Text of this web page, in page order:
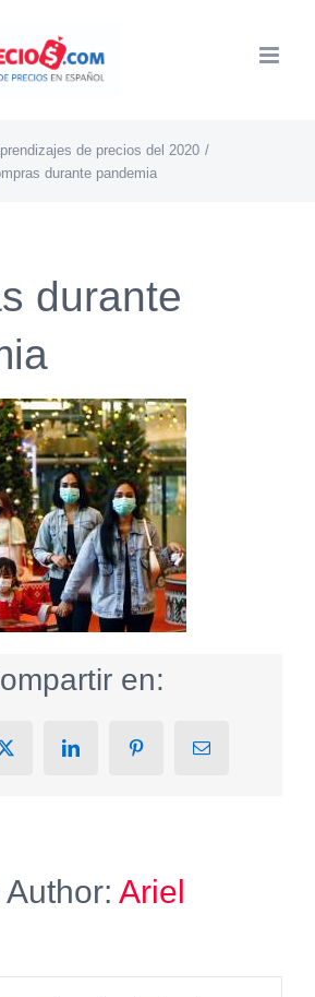
de precios del 2020
durante pandemia
durante
en:
X LinkedInPinterest Email
Ariel